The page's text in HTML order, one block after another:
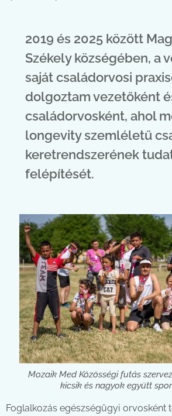
2019 és 2025 között
Székely községében, a
saját családorvosi
dolgoztam vezetőként
családorvosként, ahol
longevity szemléletű
keretrendszerének
felépítését.
Mozaik Med Közösségi futás
kicsik és nagyok együtt
Foglalkozás egészségügyi orvosként